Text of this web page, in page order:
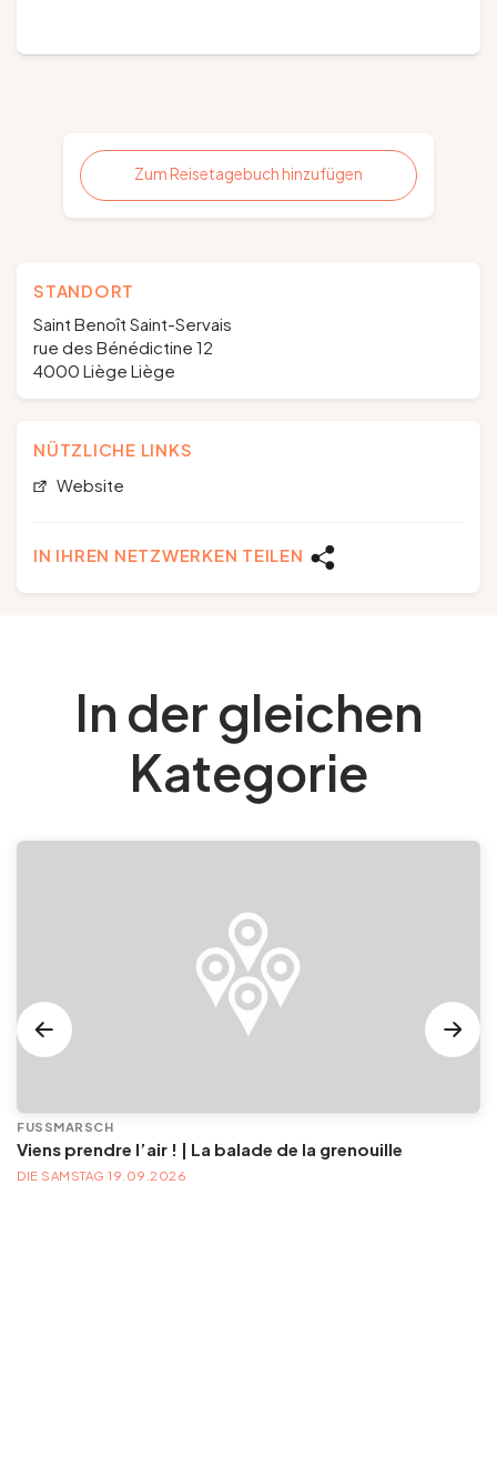
Zum Reisetagebuch hinzufügen
STANDORT
Saint Benoît Saint-Servais
rue des Bénédictine 12
4000 Liège Liège
NÜTZLICHE LINKS
Website
IN IHREN NETZWERKEN TEILEN
In der gleichen
Kategorie
FUSSMARSCH
Viens prendre l’air ! | La balade de la grenouille
DIE SAMSTAG 19.09.2026